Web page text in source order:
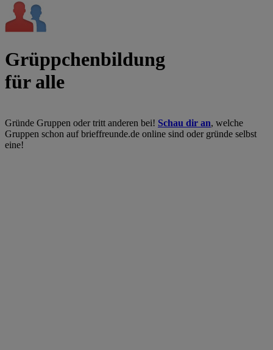
Grüppchenbildung
für alle
Gründe Gruppen oder tritt anderen bei! Schau dir an, welche
Gruppen schon auf brieffreunde.de online sind oder gründe selbst
eine!